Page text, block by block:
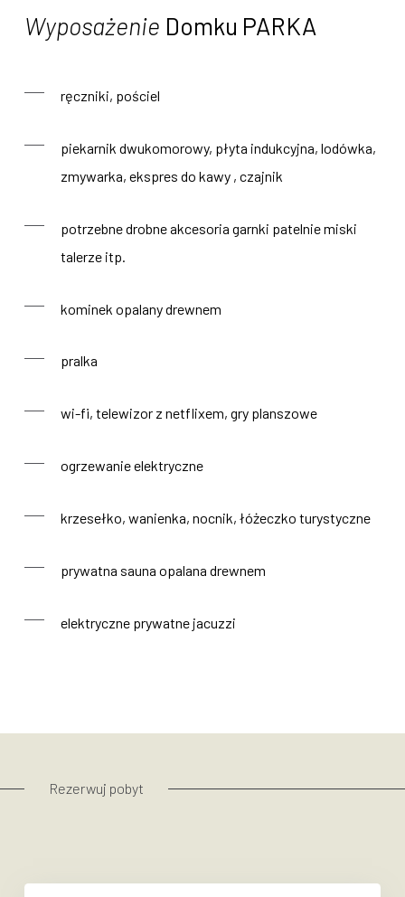
Wyposażenie Domku PARKA
ręczniki, pościel
piekarnik dwukomorowy, płyta indukcyjna, lodówka,
zmywarka, ekspres do kawy , czajnik
potrzebne drobne akcesoria garnki patelnie miski
talerze itp.
kominek opalany drewnem
pralka
wi-fi, telewizor z netflixem, gry planszowe
ogrzewanie elektryczne
krzesełko, wanienka, nocnik, łóżeczko turystyczne
prywatna sauna opalana drewnem
elektryczne prywatne jacuzzi
Rezerwuj pobyt